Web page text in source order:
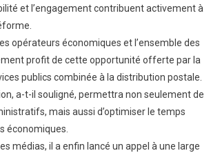
et l’engagement contribuent activement à
opérateurs économiques et l’ensemble des
profit de cette opportunité offerte par la
publics combinée à la distribution postale.
a-t-il souligné, permettra non seulement de
mais aussi d’optimiser le temps
économiques.
médias, il a enfin lancé un appel à une large